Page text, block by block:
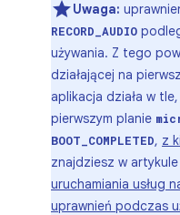
Uwaga:
RECORD_AUDIO
używania. Z tego
działającej na
aplikacja działa w
pierwszym planie
BOOT_COMPLETED, z
znajdziesz w artykule
uruchamiania usług
uprawnień podczas